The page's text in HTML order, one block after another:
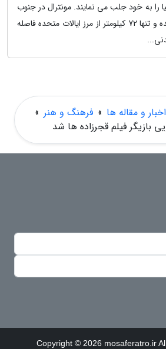
را به خود جلب می نمایند. مونترال در جنوب
استان کبک کانادا واقع شده و تنها 72 کیلومتر از مرز ایالات متحده فاصله
و مقاله ها » فرهنگ و هنر »
بازیگر فیلم قجرزاده ها شد
Copyright © 2026 mosaferatro.ir